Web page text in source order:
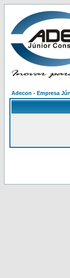
Adecon - Empresa